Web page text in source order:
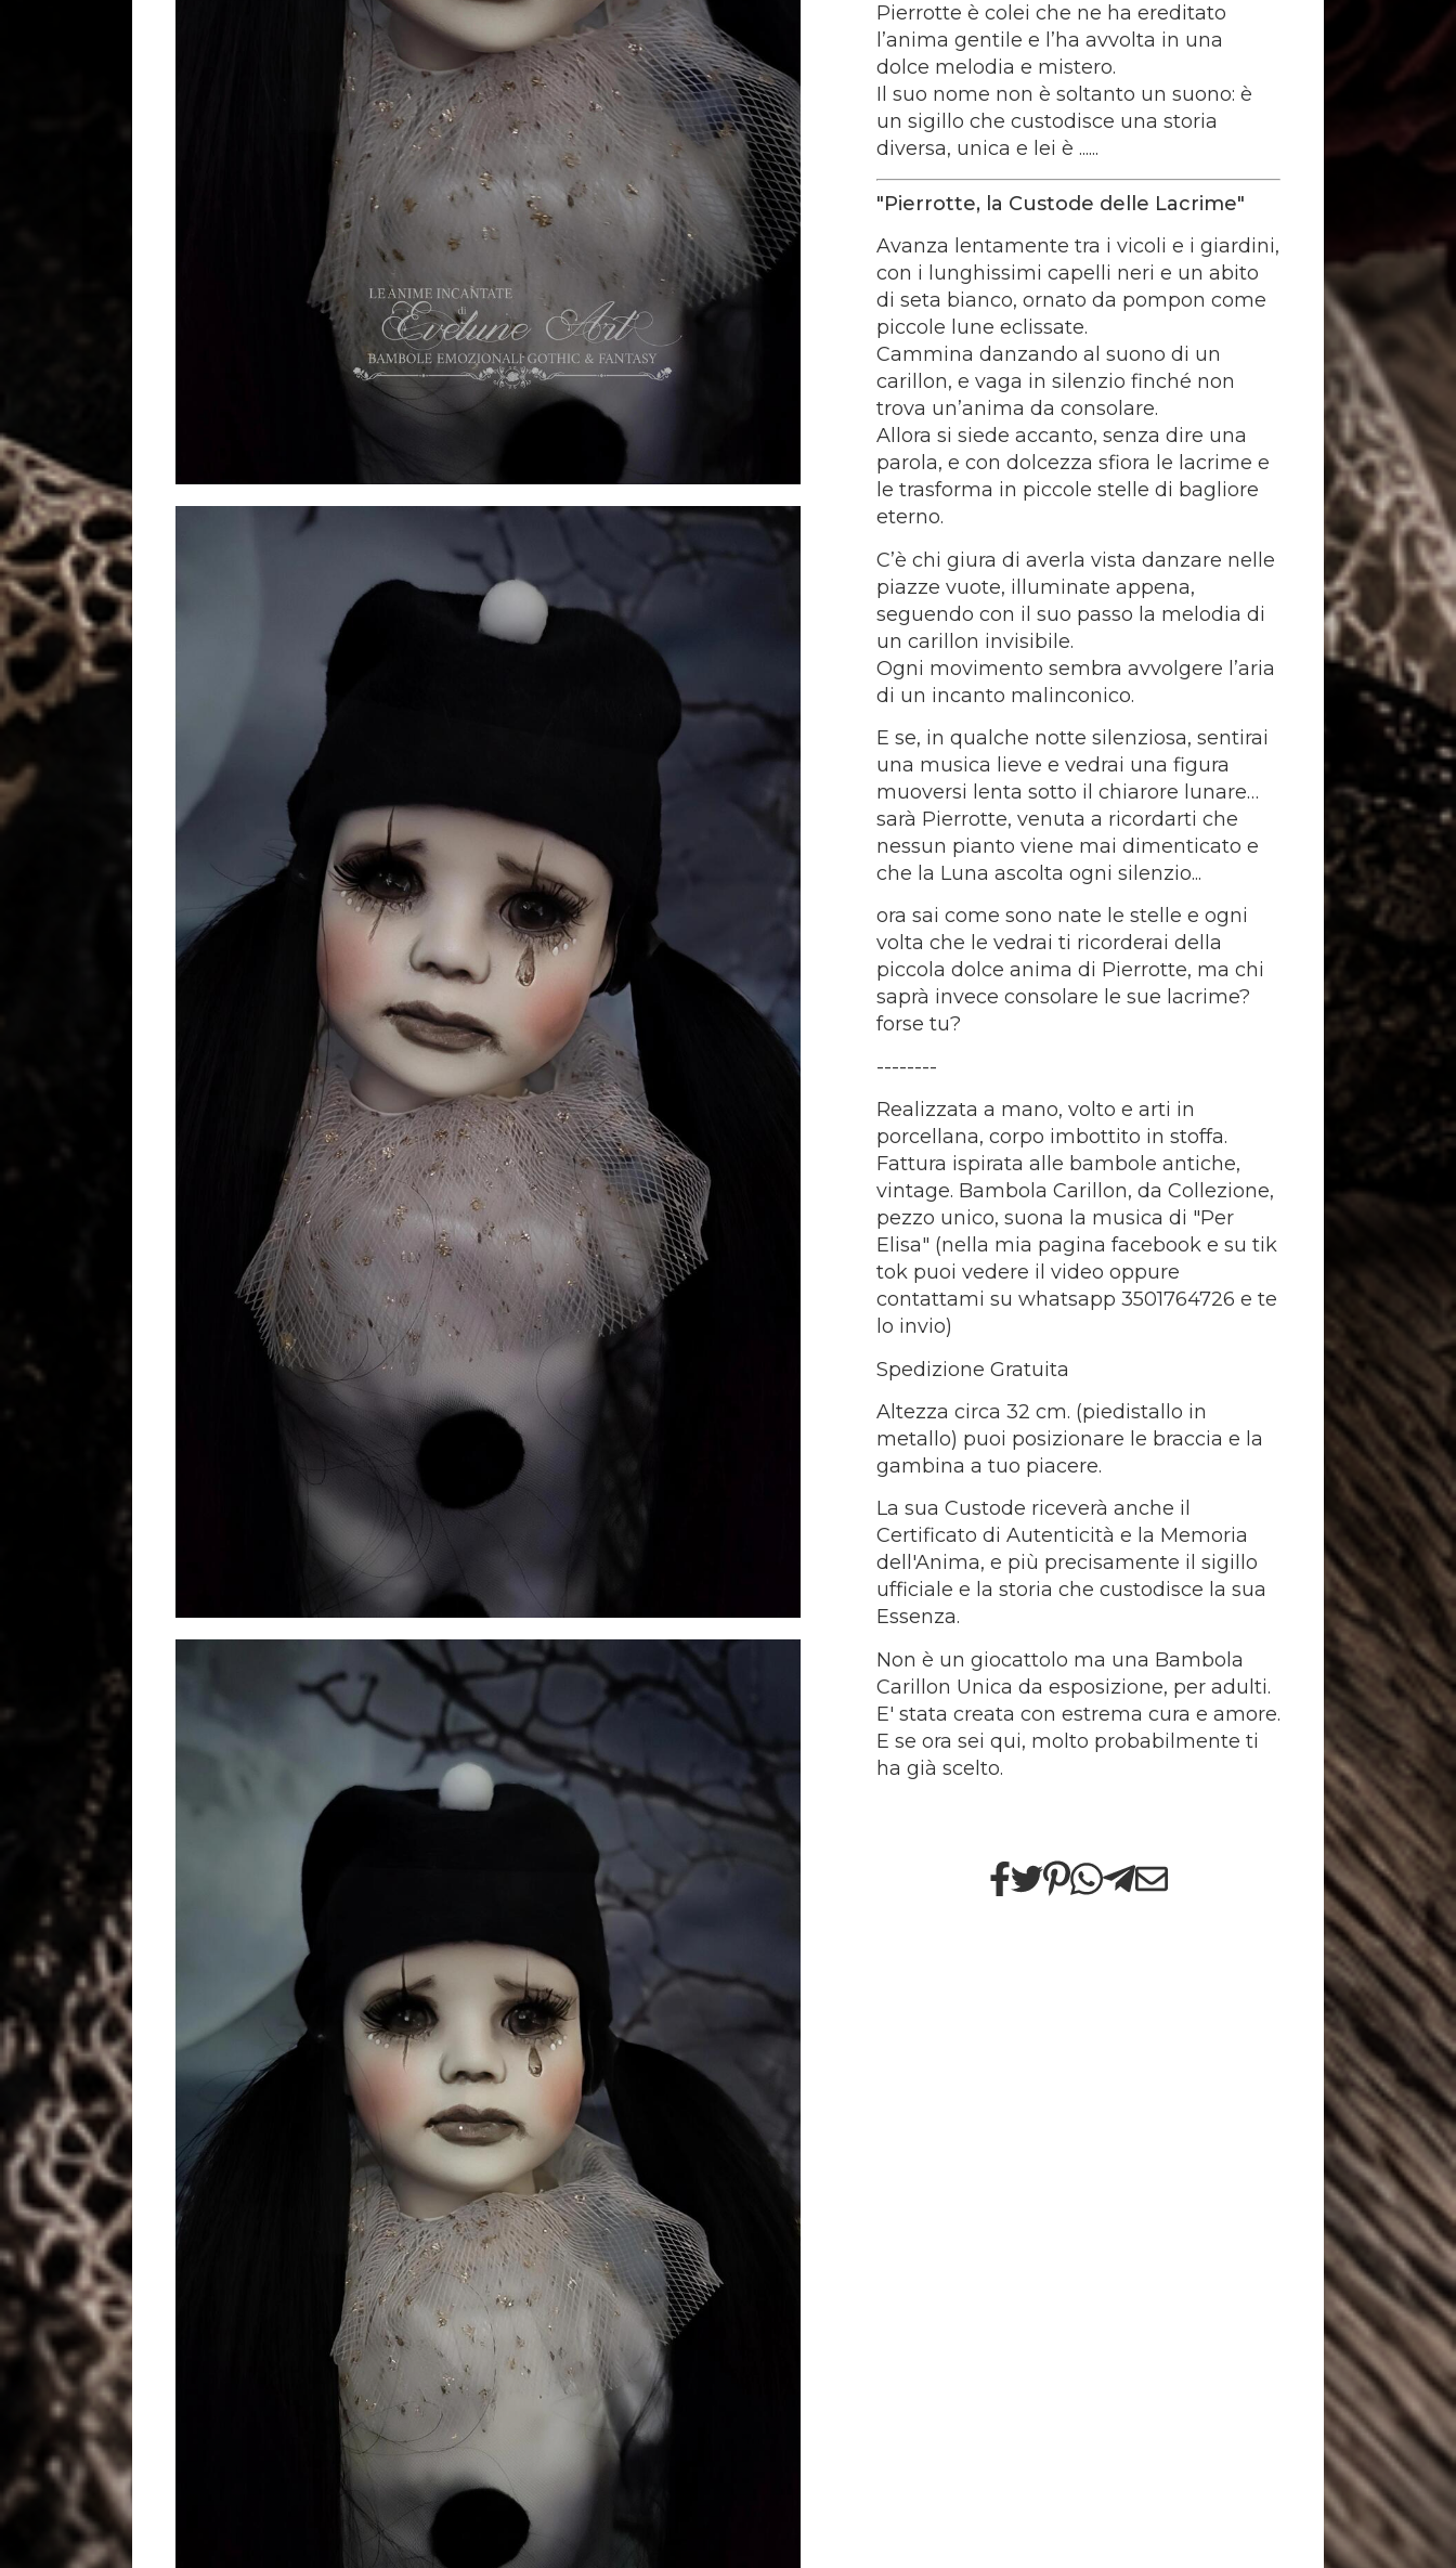
Pierrotte è colei che ne ha ereditato
l’anima gentile e l’ha avvolta in una
dolce melodia e mistero.
Il suo nome non è soltanto un suono: è
un sigillo che custodisce una storia
diversa, unica e lei è ......
"Pierrotte, la Custode delle Lacrime"
Avanza lentamente tra i vicoli e i giardini,
con i lunghissimi capelli neri e un abito
di seta bianco, ornato da pompon come
piccole lune eclissate.
Cammina danzando al suono di un
carillon, e vaga in silenzio finché non
trova un’anima da consolare.
Allora si siede accanto, senza dire una
parola, e con dolcezza sfiora le lacrime e
le trasforma in piccole stelle di bagliore
eterno.
C’è chi giura di averla vista danzare nelle
piazze vuote, illuminate appena,
seguendo con il suo passo la melodia di
un carillon invisibile.
Ogni movimento sembra avvolgere l’aria
di un incanto malinconico.
E se, in qualche notte silenziosa, sentirai
una musica lieve e vedrai una figura
muoversi lenta sotto il chiarore lunare…
sarà Pierrotte, venuta a ricordarti che
nessun pianto viene mai dimenticato e
che la Luna ascolta ogni silenzio...
ora sai come sono nate le stelle e ogni
volta che le vedrai ti ricorderai della
piccola dolce anima di Pierrotte, ma chi
saprà invece consolare le sue lacrime?
forse tu?
--------
Realizzata a mano, volto e arti in
porcellana, corpo imbottito in stoffa.
Fattura ispirata alle bambole antiche,
vintage. Bambola Carillon, da Collezione,
pezzo unico, suona la musica di "Per
Elisa" (nella mia pagina facebook e su tik
tok puoi vedere il video oppure
contattami su whatsapp 3501764726 e te
lo invio)
Spedizione Gratuita
Altezza circa 32 cm. (piedistallo in
metallo) puoi posizionare le braccia e la
gambina a tuo piacere.
​La sua Custode riceverà anche il
Certificato di Autenticità e la Memoria
dell'Anima, e più precisamente il sigillo
ufficiale e la storia che custodisce la sua
Essenza.​
Non è un giocattolo ma una Bambola
Carillon Unica da esposizione, per adulti.
E' stata creata con estrema cura e amore.
E se ora sei qui, molto probabilmente ti
ha già scelto.